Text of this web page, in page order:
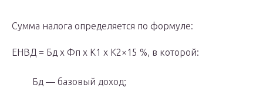
Сумма налога определяется по формуле:
ЕНВД = Бд х Фп х К1 х К2×15 %, в которой:
Бд — базовый доход;